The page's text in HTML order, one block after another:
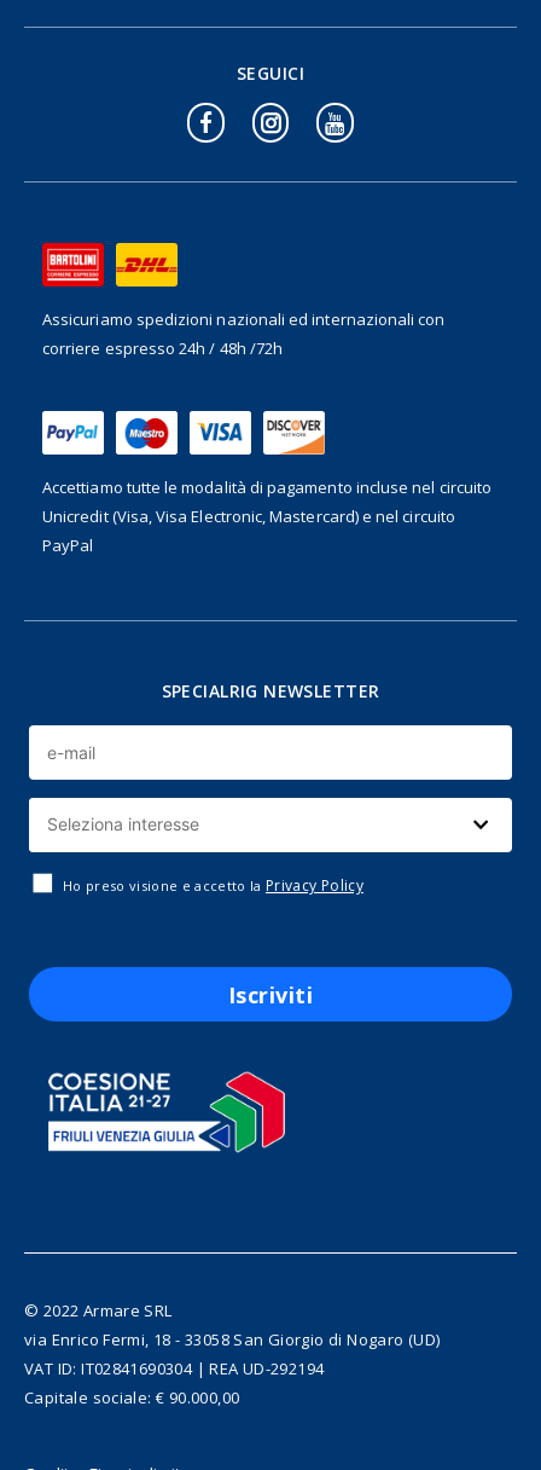
Assicuriamo spedizioni nazionali ed internazionalicon
corriere espresso 24h / 48h /72h
Accettiamo tutte le modalità di pagamento incluse nel circuito
Unicredit (Visa, Visa Electronic, Mastercard) e nel circuito
PayPal
SEGUICI
SPECIALRIG NEWSLETTER
Ho preso visione e accetto la Privacy Policy
Iscriviti
© 2022 Armare SRL
via Enrico Fermi, 18 - 33058 San Giorgio di Nogaro (UD)
VAT ID: IT02841690304 | REA UD-292194
Capitale sociale: € 90.000,00